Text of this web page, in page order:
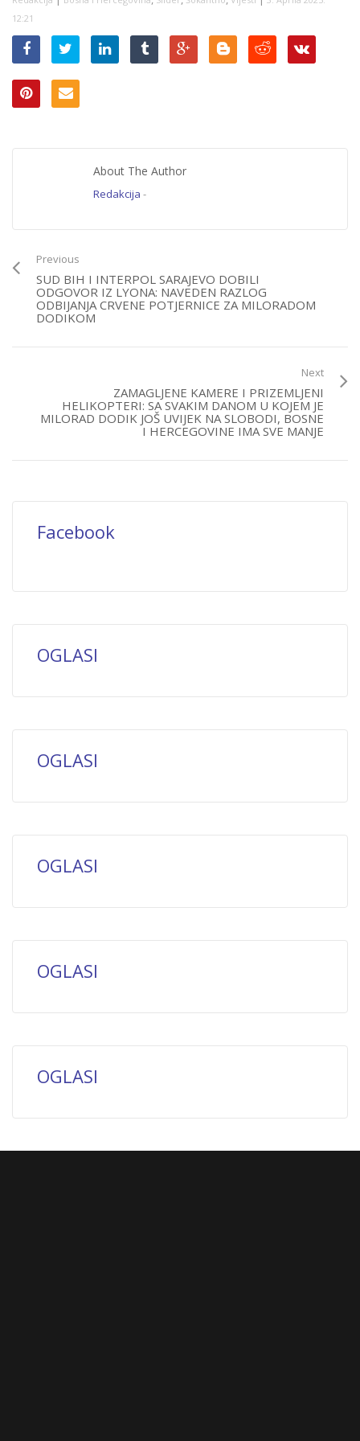
12:21
About The Author
Redakcija -
Previous
SUD BIH I INTERPOL SARAJEVO DOBILI
ODGOVOR IZ LYONA: NAVEDEN RAZLOG
ODBIJANJA CRVENE POTJERNICE ZA MILORADOM
DODIKOM
Next
ZAMAGLJENE KAMERE I PRIZEMLJENI
HELIKOPTERI: SA SVAKIM DANOM U KOJEM JE
MILORAD DODIK JOŠ UVIJEK NA SLOBODI, BOSNE
I HERCEGOVINE IMA SVE MANJE
Facebook
OGLASI
OGLASI
OGLASI
OGLASI
OGLASI